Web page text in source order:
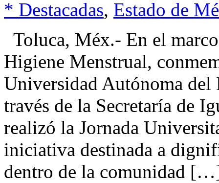
* Destacadas, Estado de
Toluca, Méx.- En el
Higiene Menstrual,
Universidad Autónoma
través de la Secretaría de
realizó la Jornada
iniciativa destinada a
dentro de la comunidad